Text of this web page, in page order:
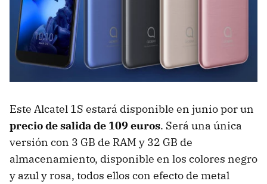
Este Alcatel 1S estará disponible en junio por un
precio de salida de 109 euros. Será una única
versión con 3 GB de RAM y 32 GB de
almacenamiento, disponible en los colores negro
y azul y rosa, todos ellos con efecto de metal